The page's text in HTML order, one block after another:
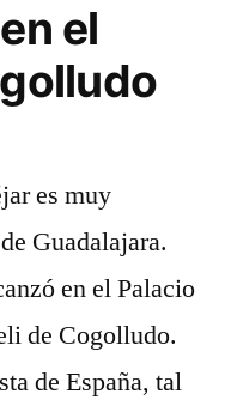
el
es muy
Guadalajara.
en el Palacio
de Cogolludo.
de España, tal